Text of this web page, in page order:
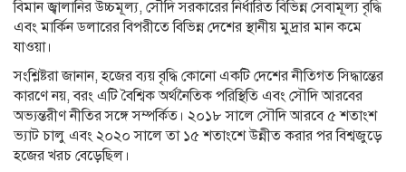
বিমান জ্বালানির উচ্চমূল্য, সৌদি সরকারের নির্ধারিত বিভিন্ন সেবামূল্য বৃদ্ধি
এবং মার্কিন ডলারের বিপরীতে বিভিন্ন দেশের স্থানীয় মুদ্রার মান কমে
যাওয়া।
সংশ্লিষ্টরা জানান, হজের ব্যয় বৃদ্ধি কোনো একটি দেশের নীতিগত সিদ্ধান্তের
কারণে নয়, বরং এটি বৈশ্বিক অর্থনৈতিক পরিস্থিতি এবং সৌদি আরবের
অভ্যন্তরীণ নীতির সঙ্গে সম্পর্কিত। ২০১৮ সালে সৌদি আরবে ৫ শতাংশ
ভ্যাট চালু এবং ২০২০ সালে তা ১৫ শতাংশে উন্নীত করার পর বিশ্বজুড়ে
হজের খরচ বেড়েছিল।